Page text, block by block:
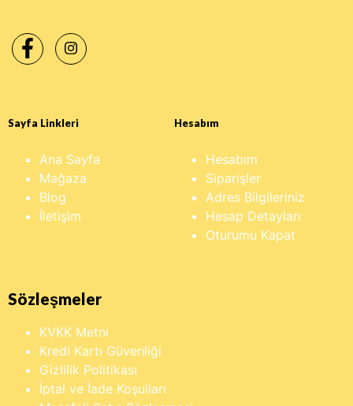
Sayfa Linkleri
Ana Sayfa
Mağaza
Blog
İletişim
Hesabım
Hesabım
Siparişler
Adres Bilgileriniz
Hesap Detayları
Oturumu Kapat
Sözleşmeler
KVKK Metni
Kredi Kartı Güvenliği
Gizlilik Politikası
İptal ve İade Koşulları